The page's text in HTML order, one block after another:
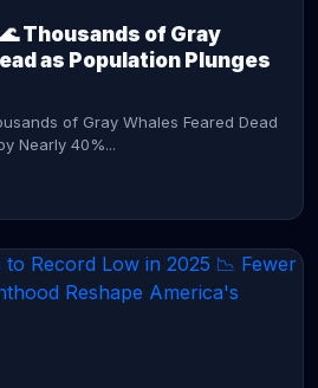
Thousands of Gray
as Population Plunges
of Gray Whales Feared Dead
Nearly 40%...